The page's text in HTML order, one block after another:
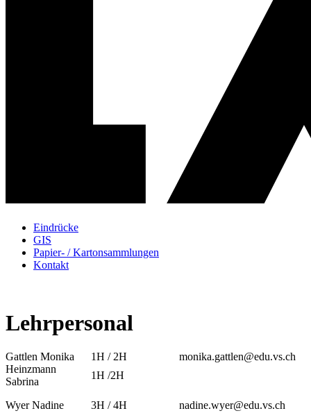
Eindrücke
GIS
Papier- / Kartonsammlungen
Kontakt
Lehrpersonal
Gattlen Monika 1H / 2H
monika.gattlen@edu.vs.ch
Heinzmann
Sabrina
1H /2H
Wyer Nadine 3H / 4H nadine.wyer@edu.vs.ch